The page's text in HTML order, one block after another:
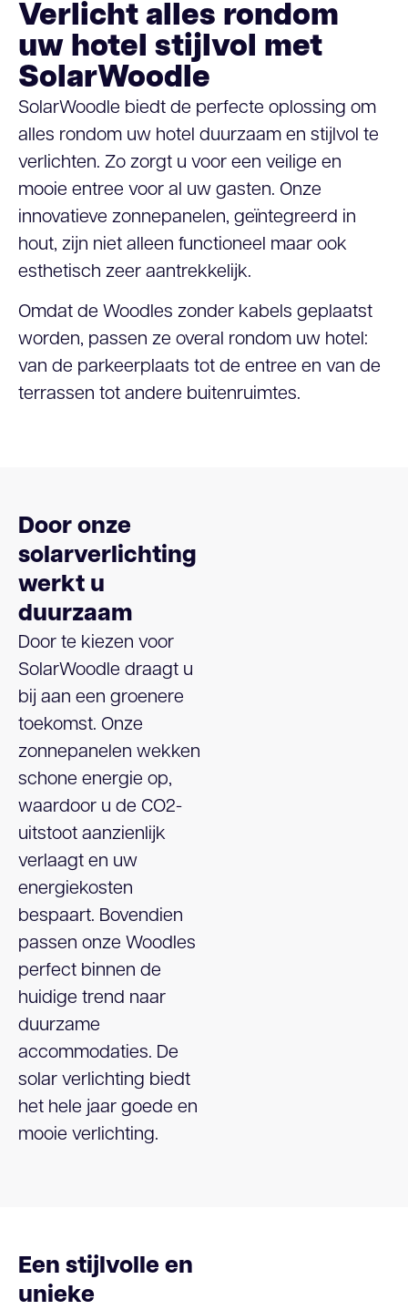
Verlicht alles rondom
uw hotel stijlvol met
SolarWoodle
SolarWoodle biedt de perfecte oplossing om
alles rondom uw hotel duurzaam en stijlvol te
verlichten. Zo zorgt u voor een veilige en
mooie entree voor al uw gasten. Onze
innovatieve zonnepanelen, geïntegreerd in
hout, zijn niet alleen functioneel maar ook
esthetisch zeer aantrekkelijk.
Omdat de Woodles zonder kabels geplaatst
worden, passen ze overal rondom uw hotel:
van de parkeerplaats tot de entree en van de
terrassen tot andere buitenruimtes.
Door onze
solarverlichting
werkt u
duurzaam
Door te kiezen voor
SolarWoodle draagt u
bij aan een groenere
toekomst. Onze
zonnepanelen wekken
schone energie op,
waardoor u de CO2-
uitstoot aanzienlijk
verlaagt en uw
energiekosten
bespaart. Bovendien
passen onze Woodles
perfect binnen de
huidige trend naar
duurzame
accommodaties. De
solar verlichting biedt
het hele jaar goede en
mooie verlichting.
Een stijlvolle en
unieke